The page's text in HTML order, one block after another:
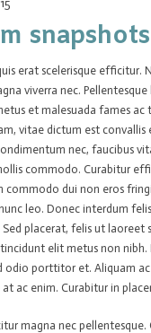
snapshots
erat scelerisque efficitur.
viverra nec.
et malesuada fames ac
vitae dictum est convallis
nec, faucibus
commodo. Curabitur
commodo dui non eros
leo. Donec interdum
placerat, felis ut laoreet
elit metus non nibh.
odio porttitor et. Aliquam
ac enim. Curabitur in
magna nec